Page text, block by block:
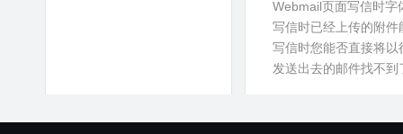
Webmail页面写信时字
写信时已经上传的附
写信时您能否直接将
发送出去的邮件找不到